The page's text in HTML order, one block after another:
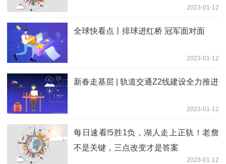
2023-01-12
全球快看点丨排球进红桥 冠军面对面
2023-01-12
新春走基层 | 轨道交通Z2线建设全力推进
2023-01-12
每日速看!5胜1负，湖人走上正轨！老詹
不是关键，三点改变才是答案
2023-01-12